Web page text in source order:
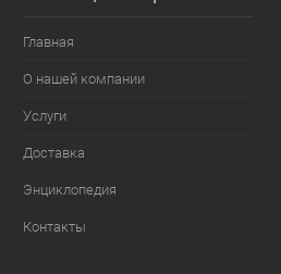
Главная
О нашей компании
Услуги
Доставка
Энциклопедия
Контакты